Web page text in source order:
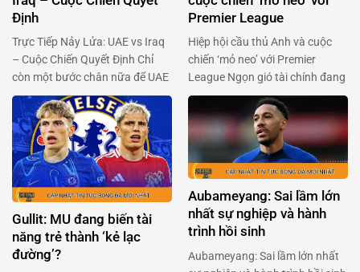
Định
Trực Tiếp Nảy Lửa: UAE vs Iraq
– Cuộc Chiến Quyết Định Chỉ
còn một bước chân nữa để UAE
và Iraq chạm tay vào giấc mơ
World Cup đang chờ đợi phía
trước. Hai đội bóng đầy khao
khát này sẽ đụng độ nhau trong
trận chiến không khoan nhượng
vào 23h00 ngày 13/11. …
Premier League
Hiệp hội cầu thủ Anh và cuộc
chiến ‘mỏ neo’ với Premier
League Ngọn gió tài chính đang
thổi mạnh qua Premier League,
khi Hiệp hội cầu thủ chuyên
nghiệp Anh (PFA) sẵn sàng ‘xắn
tay áo’ đối đầu với ban tổ chức
giải đấu. Trong bối cảnh Premier
League chuẩn bị thông qua một
…
Gullit: MU đang biến tài
năng trẻ thành ‘kẻ lạc
đường’?
Aubameyang: Sai lầm lớn
nhất sự nghiệp và hành
trình hồi sinh
Aubameyang: Sai lầm lớn nhất